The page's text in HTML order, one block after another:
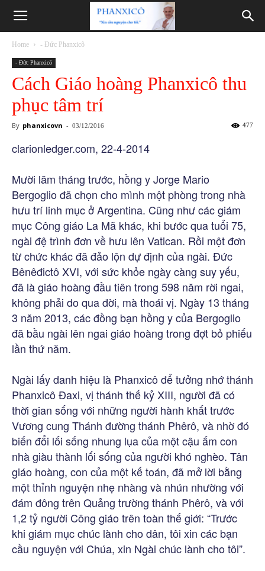
Phanxicô
Home - Đức Phanxicô
- Đức Phanxicô
Cách Giáo hoàng Phanxicô thu
phục tâm trí
By phanxicovn - 03/12/2016 477
clarionledger.com, 22-4-2014
Mười lăm tháng trước, hồng y Jorge Mario
Bergoglio đã chọn cho mình một phòng trong nhà
hưu trí linh mục ở Argentina. Cũng như các giám
mục Công giáo La Mã khác, khi bước qua tuổi 75,
ngài đệ trình đơn về hưu lên Vatican. Rồi một đơn
từ chức khác đã đảo lộn dự định của ngài. Đức
Bênêđictô XVI, với sức khỏe ngày càng suy yếu,
đã là giáo hoàng đầu tiên trong 598 năm rời ngai,
không phải do qua đời, mà thoái vị. Ngày 13 tháng
3 năm 2013, các đồng bạn hồng y của Bergoglio
đã bầu ngài lên ngai giáo hoàng trong đợt bỏ phiếu
lần thứ năm.
Ngài lấy danh hiệu là Phanxicô để tưởng nhớ thánh
Phanxicô Đaxi, vị thánh thế kỷ XIII, người đã có
thời gian sống với những người hành khất trước
Vương cung Thánh đường thánh Phêrô, và nhờ đó
biến đổi lối sống nhung lụa của một cậu ấm con
nhà giàu thành lối sống của người khó nghèo. Tân
giáo hoàng, con của một kế toán, đã mở lời bằng
một thỉnh nguyện nhẹ nhàng và nhún nhường với
đám đông trên Quảng trường thánh Phêrô, và với
1,2 tỷ người Công giáo trên toàn thế giới: “Trước
khi giám mục chúc lành cho dân, tôi xin các bạn
cầu nguyện với Chúa, xin Ngài chúc lành cho tôi”.